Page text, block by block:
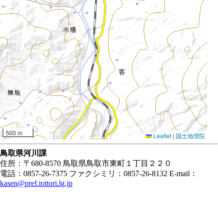
500 m Leaflet | 国土地理院
鳥取県河川課
住所：〒680-8570 鳥取県鳥取市東町１丁目２２０
電話：0857-26-7375 ファクシミリ：0857-26-8132 E-mail：
kasen@pref.tottori.lg.jp